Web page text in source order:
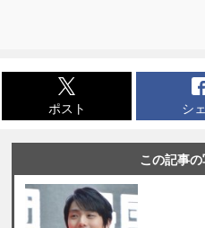
ポスト シ
この記事